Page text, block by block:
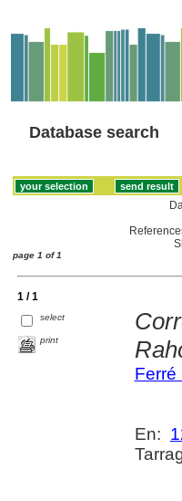
Database search
page 1 of 1
1 / 1
select
print
Ferré
En: